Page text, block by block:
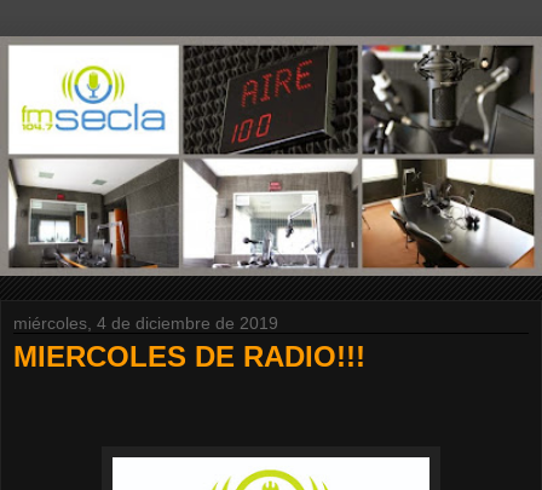
miércoles, 4 de diciembre de 2019
MIERCOLES DE RADIO!!!